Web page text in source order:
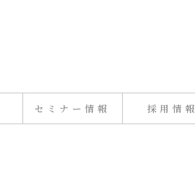
セミナー情報 採用情報